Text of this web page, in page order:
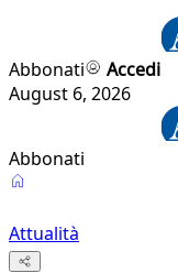
Abbonati
Accedi
August 6, 2026
Abbonati
Attualità